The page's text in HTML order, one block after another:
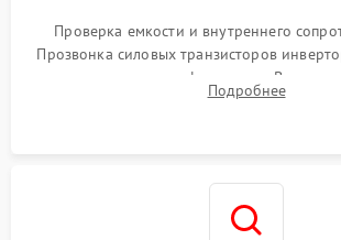
Проверка емкости и внутреннего
Прозвонка силовых транзисторов
переключения и трансформатора.
конденсаторов и прогаров на
Подробнее